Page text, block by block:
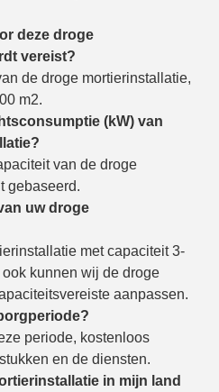
deze droge
vereist?
de droge mortierinstallatie,
m2.
(kW) van
van de droge
gebaseerd.
uw droge
met capaciteit 3-
kunnen wij de droge
aanpassen.
periode, kostenloos
en de diensten.
in mijn land